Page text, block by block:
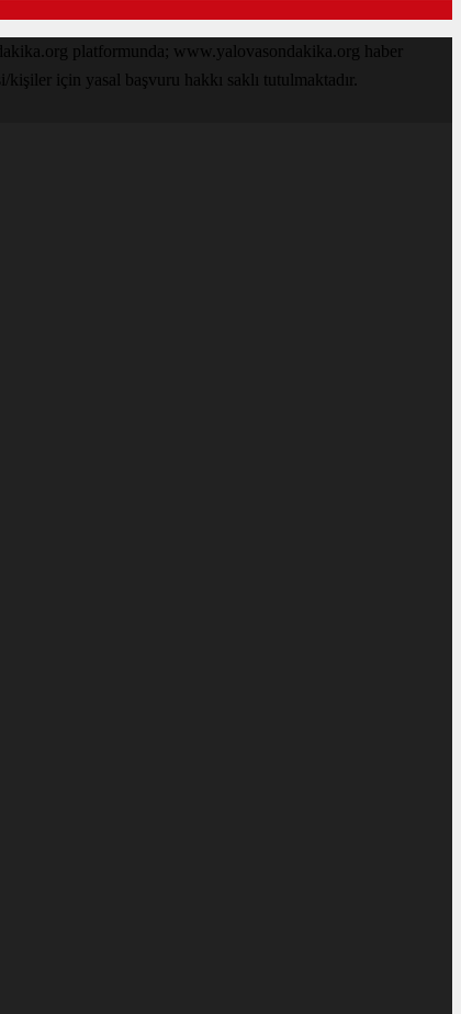
platformunda; www.yalovasondakika.org haber
için yasal başvuru hakkı saklı tutulmaktadır.